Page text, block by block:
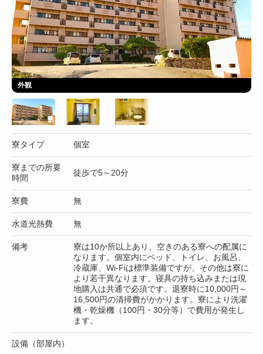
外観
寮タイプ 個室
寮までの所要
時間
徒歩で5～20分
寮費 無
水道光熱費 無
備考
寮は10か所以上あり、空きのある寮への配属に
なります。個室内にベッド、トイレ、お風呂、
冷蔵庫、Wi-Fiは標準装備ですが、その他は寮に
より若干異なります。寝具の持ち込みまたは現
地購入は共通で必須です。退寮時に10,000円～
16,500円の清掃費がかかります。寮により洗濯
機・乾燥機（100円・30分等）で費用が発生し
ます。
設備（部屋内）